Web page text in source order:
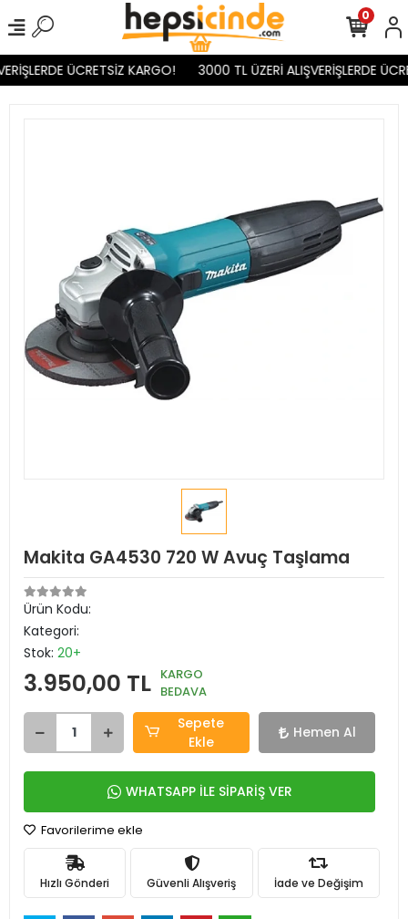
ÜCRETSİZ KARGO! 3000 TL ÜZERİ ALIŞVERİŞLERDE
0
Makita GA4530 720 W Avuç Taşlama
Ürün Kodu:
Kategori:
Stok: 20+
3.950,00 TL KARGO
BEDAVA
Sepete
Ekle
Hemen Al
WHATSAPP İLE SİPARİŞ VER
Favorilerime ekle
Hızlı Gönderi Güvenli Alışveriş İade ve Değişim